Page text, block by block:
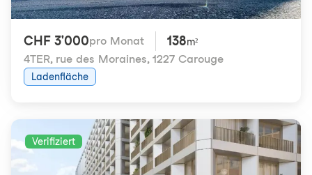
CHF 3'000pro Monat 138m²
4TER, rue des Moraines, 1227 Carouge
Ladenfläche
Verifiziert